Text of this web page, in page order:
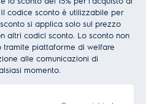
codice sconto è utilizzabile per
si applica solo sul prezzo
altri codici sconto. Lo sconto non
tramite piattaforme di welfare
alle comunicazioni di
momento.